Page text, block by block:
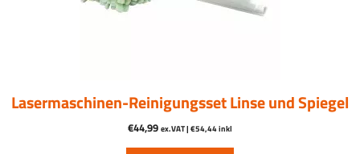
Lasermaschinen-Reinigungsset Linse und Spiegel
€44,99 ex.VAT | €54,44inkl